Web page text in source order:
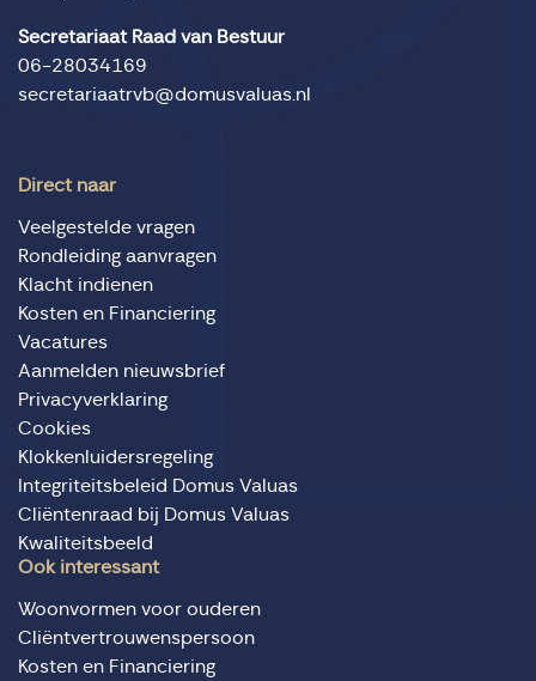
Secretariaat Raad van Bestuur
06-28034169
secretariaatrvb@domusvaluas.nl
Direct naar
Veelgestelde vragen
Rondleiding aanvragen
Klacht indienen
Kosten en Financiering
Vacatures
Aanmelden nieuwsbrief
Privacyverklaring
Cookies
Klokkenluidersregeling
Integriteitsbeleid Domus Valuas
Cliëntenraad bij Domus Valuas
Kwaliteitsbeeld
Ook interessant
Woonvormen voor ouderen
Cliëntvertrouwenspersoon
Kosten en Financiering